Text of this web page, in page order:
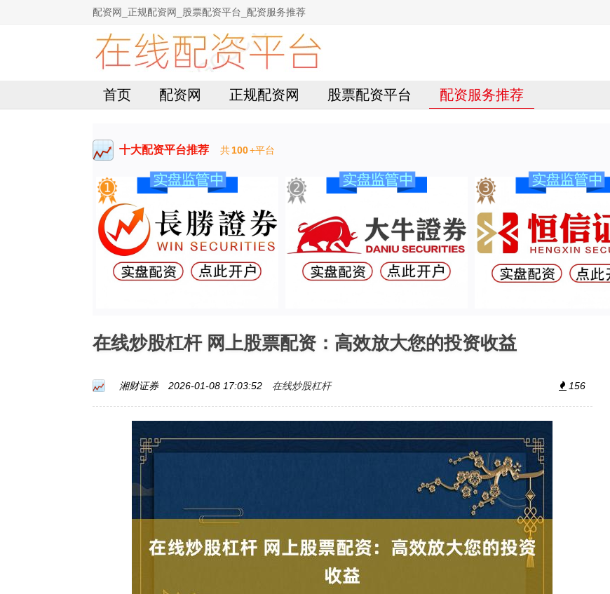
配资网_正规配资网_股票配资平台_配资服务推荐
首页 配资网 正规配资网 股票配资平台 配资服务推荐
十大配资平台推荐 共100+平台
在线炒股杠杆 网上股票配资：高效放大您的投资收益
湘财证券 2026-01-08 17:03:52 在线炒股杠杆 156